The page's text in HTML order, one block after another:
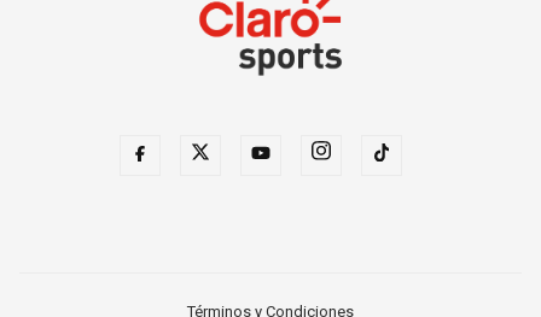
Términos y Condiciones